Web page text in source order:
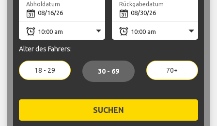
Abholdatum Rückgabedatum
Alter des Fahrers:
18 - 29 30 - 69 70+
SUCHEN